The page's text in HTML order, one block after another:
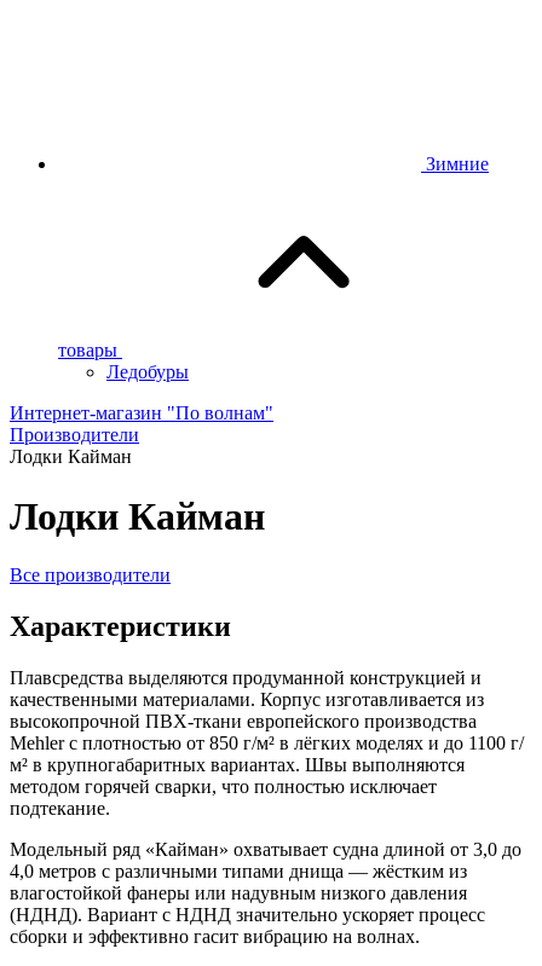
Зимние
товары
Ледобуры
Интернет-магазин "По волнам"
Производители
Лодки Кайман
Лодки Кайман
Все производители
Характеристики
Плавсредства выделяются продуманной конструкцией и
качественными материалами. Корпус изготавливается из
высокопрочной ПВХ-ткани европейского производства
Mehler с плотностью от 850 г/м² в лёгких моделях и до 1100 г/
м² в крупногабаритных вариантах. Швы выполняются
методом горячей сварки, что полностью исключает
подтекание.
Модельный ряд «Кайман» охватывает судна длиной от 3,0 до
4,0 метров с различными типами днища — жёстким из
влагостойкой фанеры или надувным низкого давления
(НДНД). Вариант с НДНД значительно ускоряет процесс
сборки и эффективно гасит вибрацию на волнах.